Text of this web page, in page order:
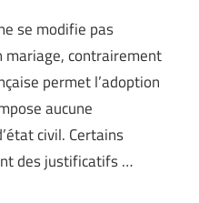
se modifie pas
contrairement
permet l’adoption
aucune
civil. Certains
des justificatifs …